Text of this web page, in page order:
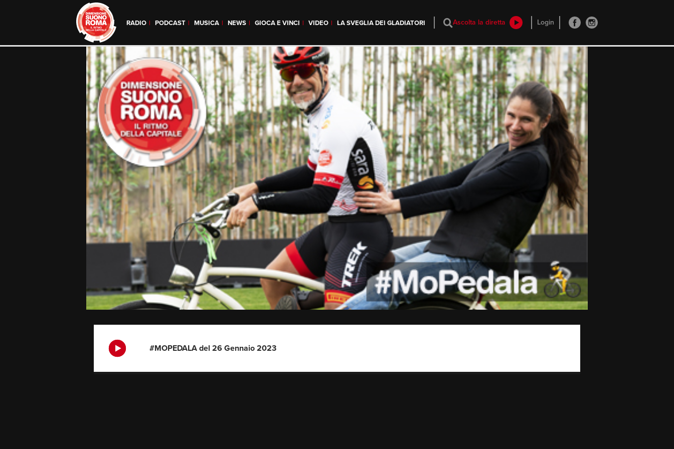
RADIO PODCAST MUSICA NEWS GIOCA E VINCI VIDEO LA SVEGLIA DEI GLADIATORI Ascolta la diretta Login
#MOPEDALA del 26 Gennaio 2023